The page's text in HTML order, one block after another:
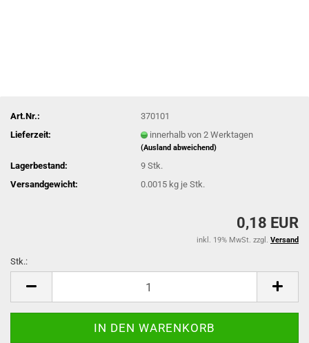
Art.Nr.:
370101
Lieferzeit:
innerhalb von 2 Werktagen
(Ausland abweichend)
Lagerbestand: 9Stk.
Versandgewicht:
0.0015 kg je Stk.
0,18 EUR
inkl. 19% MwSt. zzgl. Versand
Stk.: